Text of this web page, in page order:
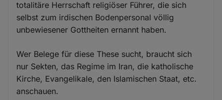
totalitäre Herrschaft religiöser Führer, die sich
selbst zum irdischen Bodenpersonal völlig
unbewiesener Gottheiten ernannt haben.
Wer Belege für diese These sucht, braucht sich
nur Sekten, das Regime im Iran, die katholische
Kirche, Evangelikale, den Islamischen Staat, etc.
anschauen.